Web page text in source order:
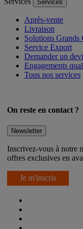
Services
Après-vente
Livraison
Solutions Grands
Service Export
Demander un
Engagements
Tous nos services
On reste en contact ?
Newsletter
Inscrivez-vous à notre
offres exclusives en
Je m'inscris